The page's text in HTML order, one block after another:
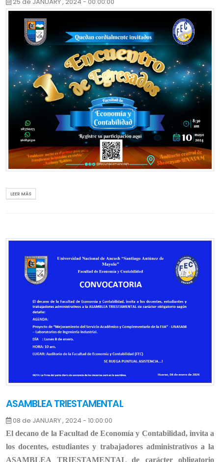
Facultad de Economía y Contabilidad
Quedan cordialmente invitados!
Fecha: 10 de Mayo
Hora 8:30 a.m.
Lugar: Auditorio Central de Shancayan-UNASAM
LEER MÁS
ASAMBLEA TRIESTAMENTAL
08 de JANUARY , 2024 - 10:00:00
El decano de la Facultad de Economía y Contabilidad, invita a
los docentes, estudiantes y trabajadores administrativos a la
ASAMBLEA TRIESTAMENTAL de carácter obligatorio